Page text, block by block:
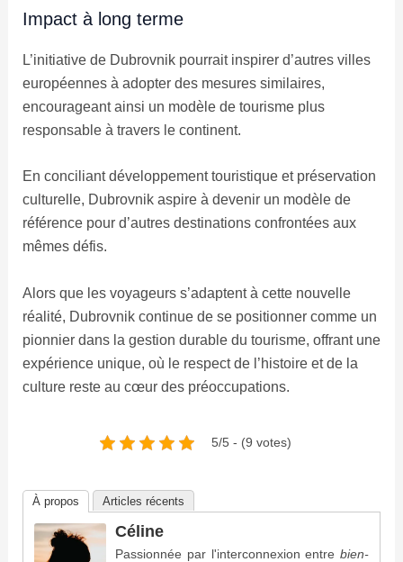
Impact à long terme
L’initiative de Dubrovnik pourrait inspirer d’autres villes
européennes à adopter des mesures similaires,
encourageant ainsi un modèle de tourisme plus
responsable à travers le continent.
En conciliant développement touristique et préservation
culturelle, Dubrovnik aspire à devenir un modèle de
référence pour d’autres destinations confrontées aux
mêmes défis.
Alors que les voyageurs s’adaptent à cette nouvelle
réalité, Dubrovnik continue de se positionner comme un
pionnier dans la gestion durable du tourisme, offrant une
expérience unique, où le respect de l’histoire et de la
culture reste au cœur des préoccupations.
5/5 - (9 votes)
À propos Articles récents
Céline
Passionnée par l'interconnexion entrebien-